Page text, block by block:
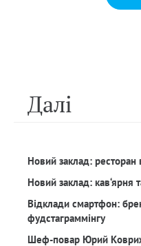
Далi
Новий заклад: ресторан
Новий заклад: кав‘ярня
Відклади смартфон:
фудстаграммінгу
Шеф-повар Юрий